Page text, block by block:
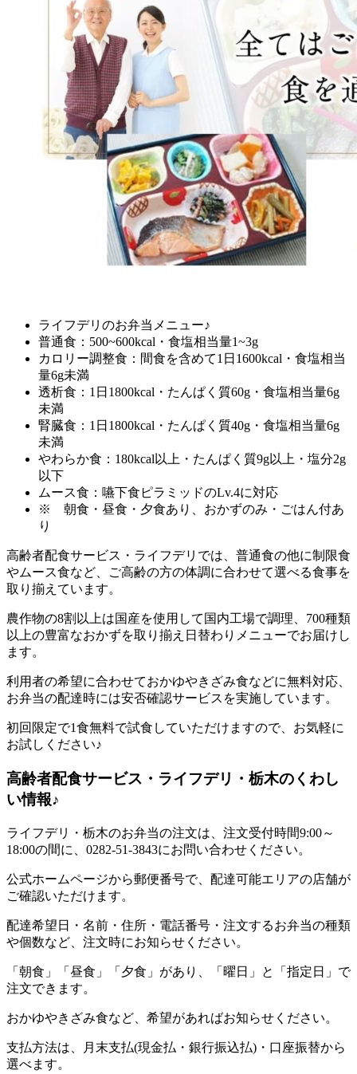
ライフデリのお弁当メニュー♪
普通食：500~600kcal・食塩相当量1~3g
カロリー調整食：間食を含めて1日1600kcal・食塩相当
量6g未満
透析食：1日1800kcal・たんぱく質60g・食塩相当量6g
未満
腎臓食：1日1800kcal・たんぱく質40g・食塩相当量6g
未満
やわらか食：180kcal以上・たんぱく質9g以上・塩分2g
以下
ムース食：嚥下食ピラミッドのLv.4に対応
※ 朝食・昼食・夕食あり、おかずのみ・ごはん付あ
り
高齢者配食サービス・ライフデリでは、普通食の他に制限食
やムース食など、ご高齢の方の体調に合わせて選べる食事を
取り揃えています。
農作物の8割以上は国産を使用して国内工場で調理、700種類
以上の豊富なおかずを取り揃え日替わりメニューでお届けし
ます。
利用者の希望に合わせておかゆやきざみ食などに無料対応、
お弁当の配達時には安否確認サービスを実施しています。
初回限定で1食無料で試食していただけますので、お気軽に
お試しください♪
高齢者配食サービス・ライフデリ・栃木のくわし
い情報♪
ライフデリ・栃木のお弁当の注文は、注文受付時間9:00～
18:00の間に、0282-51-3843にお問い合わせください。
公式ホームページから郵便番号で、配達可能エリアの店舗が
ご確認いただけます。
配達希望日・名前・住所・電話番号・注文するお弁当の種類
や個数など、注文時にお知らせください。
「朝食」「昼食」「夕食」があり、「曜日」と「指定日」で
注文できます。
おかゆやきざみ食など、希望があればお知らせください。
支払方法は、月末支払(現金払・銀行振込払)・口座振替から
選べます。